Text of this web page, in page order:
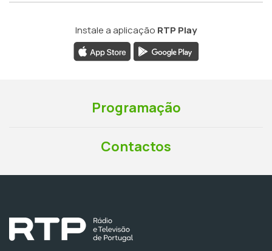
Instale a aplicação RTP Play
Programação
Contactos